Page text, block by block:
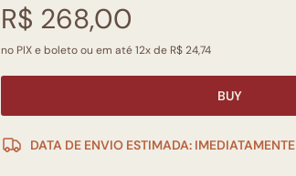
R$ 268,00
no PIX e boleto ou em até 12x de R$ 24,74
BUY
DATA DE ENVIO ESTIMADA: IMEDIATAMENTE